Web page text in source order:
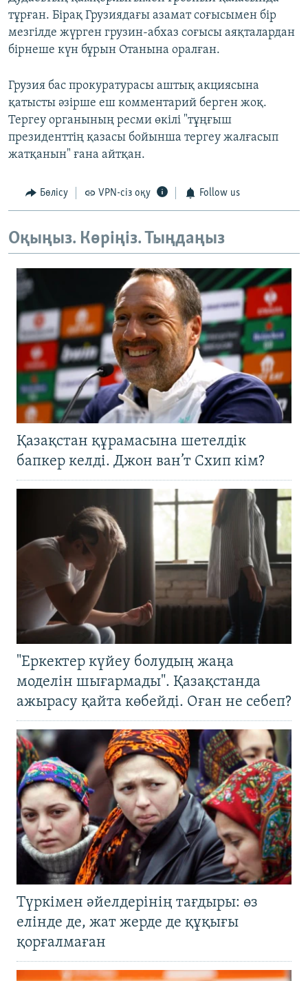
тұрған. Бірақ Грузиядағы азамат соғысымен бір
мезгілде жүрген грузин-абхаз соғысы аяқталардан
бірнеше күн бұрын Отанына оралған.
Грузия бас прокуратурасы аштық акциясына
қатысты әзірше еш комментарий берген жоқ.
Тергеу органының ресми өкілі "тұңғыш
президенттің қазасы бойынша тергеу жалғасып
жатқанын" ғана айтқан.
Бөлісу VPN-сіз оқу Follow us
Оқыңыз. Көріңіз. Тыңдаңыз
Қазақстан құрамасына шетелдік
бапкер келді. Джон ван’т Схип кім?
"Еркектер күйеу болудың жаңа
моделін шығармады". Қазақстанда
ажырасу қайта көбейді. Оған не себеп?
Түркімен әйелдерінің тағдыры: өз
елінде де, жат жерде де құқығы
қорғалмаған